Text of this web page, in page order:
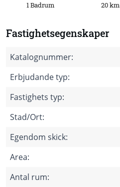
1 Badrum 20 km
Fastighetsegenskaper
Katalognummer:
Erbjudande typ:
Fastighets typ:
Stad/Ort:
Egendom skick:
Area:
Antal rum: